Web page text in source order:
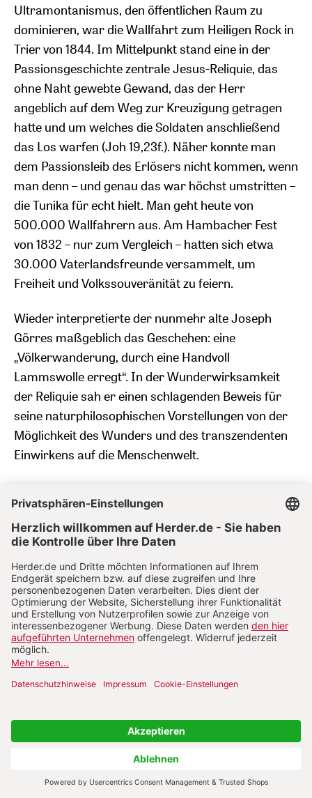
Ultramontanismus, den öffentlichen Raum zu
dominieren, war die Wallfahrt zum Heiligen Rock in
Trier von 1844. Im Mittelpunkt stand eine in der
Passionsgeschichte zentrale Jesus-Reliquie, das
ohne Naht gewebte Gewand, das der Herr
angeblich auf dem Weg zur Kreuzigung getragen
hatte und um welches die Soldaten anschließend
das Los warfen (Joh 19,23f.). Näher konnte man
dem Passionsleib des Erlösers nicht kommen, wenn
man denn – und genau das war höchst umstritten –
die Tunika für echt hielt. Man geht heute von
500.000 Wallfahrern aus. Am Hambacher Fest
von 1832 – nur zum Vergleich – hatten sich etwa
30.000 Vaterlandsfreunde versammelt, um
Freiheit und Volkssouveränität zu feiern.
Wieder interpretierte der nunmehr alte Joseph
Görres maßgeblich das Geschehen: eine
„Völkerwanderung, durch eine Handvoll
Lammswolle erregt“. In der Wunderwirksamkeit
der Reliquie sah er einen schlagenden Beweis für
seine naturphilosophischen Vorstellungen von der
Möglichkeit des Wunders und des transzendenten
Einwirkens auf die Menschenwelt.
Rock einen Protest gegen den flachen
Rationalismus der populären Aufklärung. Görres’
Geschichtstheologie brachte den Heiligen Rock mit
der Destabilisierung der mittelalterlichen
universitas christianaund mit dem religiösen und
politischen Protestantismus als dem Prinzip der
Revolution zusammen. Die „Einheit“ des nahtlosen
Rockes und der vermeintlich korporative Vollzug
der Wallfahrt sollten diese
Kircheneinheit, aber auch als Einheit des Volkes
Der vorurteilsbeladene Mystiker
Die Geschichte des Ultramontanismus ist